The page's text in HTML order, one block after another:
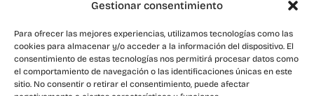
Gestionar consentimiento
Para ofrecer las mejores experiencias, utilizamos tecnologías como las
cookies para almacenar y/o acceder a la información del dispositivo. El
consentimiento de estas tecnologías nos permitirá procesar datos como
el comportamiento de navegación o las identificaciones únicas en este
sitio. No consentir o retirar el consentimiento, puede afectar
X
Instagram
Youtube
Corporativo